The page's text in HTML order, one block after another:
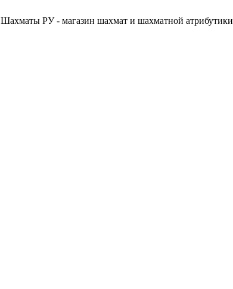
РУ - магазин шахмат и шахматной атрибутики